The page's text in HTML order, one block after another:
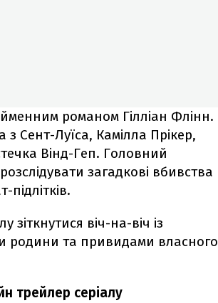
романом Гілліан Флінн.
з Сент-Луїса, Камілла Прікер,
Вінд-Геп. Головний
загадкові вбивства
віч-на-віч із
родини та привидами власного
трейлер серіалу